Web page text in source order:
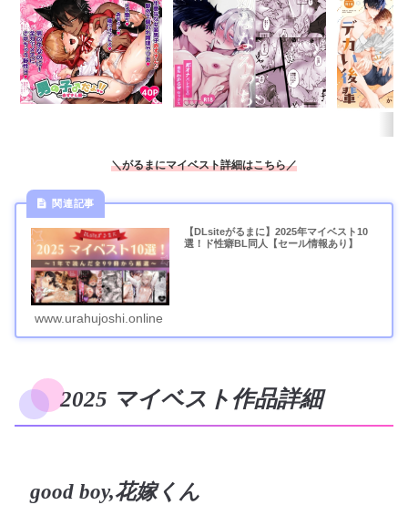
＼がるまにマイベスト詳細はこちら／
【DLsiteがるまに】2025年マイベスト10
選！ド性癖BL同人【セール情報あり】
www.urahujoshi.online
2025 マイベスト作品詳細
good boy,花嫁くん